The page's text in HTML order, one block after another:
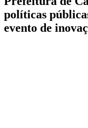
políticas
evento de